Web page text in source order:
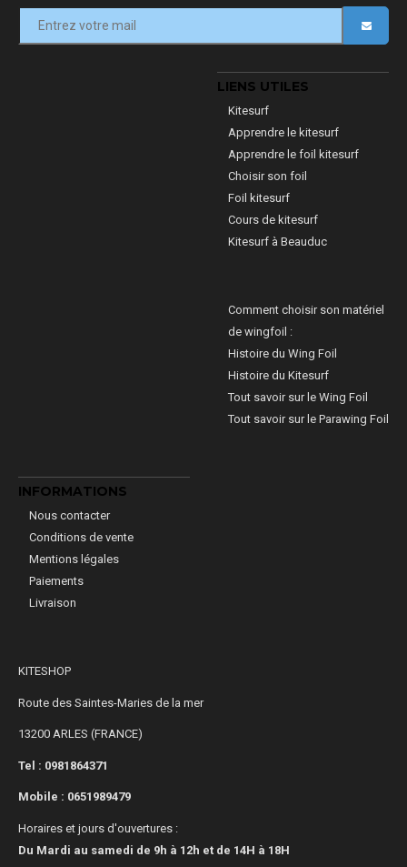
LIENS UTILES
Kitesurf
Apprendre le kitesurf
Apprendre le foil kitesurf
Choisir son foil
Foil kitesurf
Cours de kitesurf
Kitesurf à Beauduc
Comment choisir son matériel
de wingfoil :
Histoire du Wing Foil
Histoire du Kitesurf
Tout savoir sur le Wing Foil
Tout savoir sur le Parawing Foil
INFORMATIONS
Nous contacter
Conditions de vente
Mentions légales
Paiements
Livraison
KITESHOP
Route des Saintes-Maries de la mer
13200 ARLES (FRANCE)
Tel : 0981864371
Mobile : 0651989479
Horaires et jours d'ouvertures :
Du Mardi au samedi de 9h à 12h et de 14H à 18H